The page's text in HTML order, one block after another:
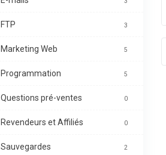
FTP 3
Marketing Web 5
Programmation 5
Questions pré-ventes 0
Revendeurs et Affiliés 0
Sauvegardes 2